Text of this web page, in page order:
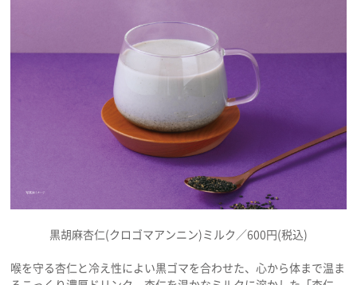
黒胡麻杏仁(クロゴマアンニン)ミルク／600円(税込)
喉を守る杏仁と冷え性によい黒ゴマを合わせた、心から体まで温ま